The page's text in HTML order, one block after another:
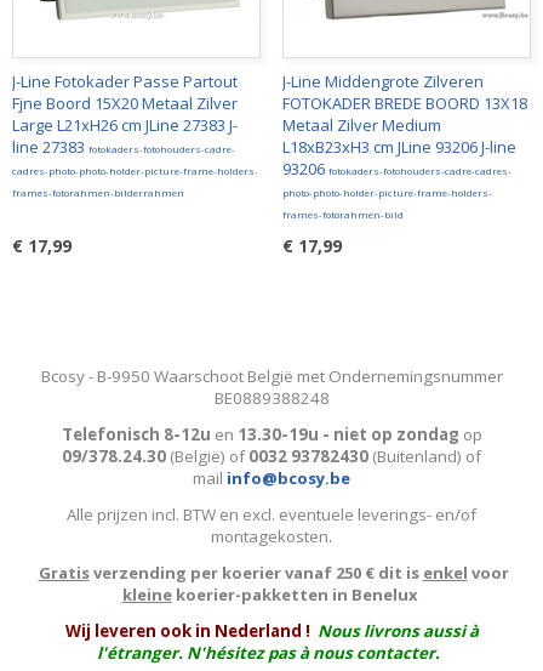
J-Line Fotokader Passe Partout
Fjne Boord 15X20 Metaal Zilver
Large L21xH26 cm JLine 27383 J-
line 27383 fotokaders-fotohouders-cadre-
cadres-photo-photo-holder-picture-frame-holders-
frames-fotorahmen-bilderrahmen
€ 17,99
J-Line Middengrote Zilveren
FOTOKADER BREDE BOORD 13X18
Metaal Zilver Medium
L18xB23xH3 cm JLine 93206 J-line
93206 fotokaders-fotohouders-cadre-cadres-
photo-photo-holder-picture-frame-holders-
frames-fotorahmen-bild
€ 17,99
Bcosy - B-9950 Waarschoot België met Ondernemingsnummer
BE0889388248
Telefonisch 8-12u en 13.30-19u - niet op zondag op
09/378.24.30 (België) of0032 93782430 (Buitenland) of
mail info@bcosy.be
Alle prijzen incl. BTW en excl. eventuele leverings- en/of
montagekosten.
Gratisverzending per koerier vanaf 250 € dit is enkel voor
kleinekoerier-pakketten in Benelux
Wij leveren ook in Nederland ! Nous livrons aussi à
l'étranger. N'hésitez pas à nous contacter.